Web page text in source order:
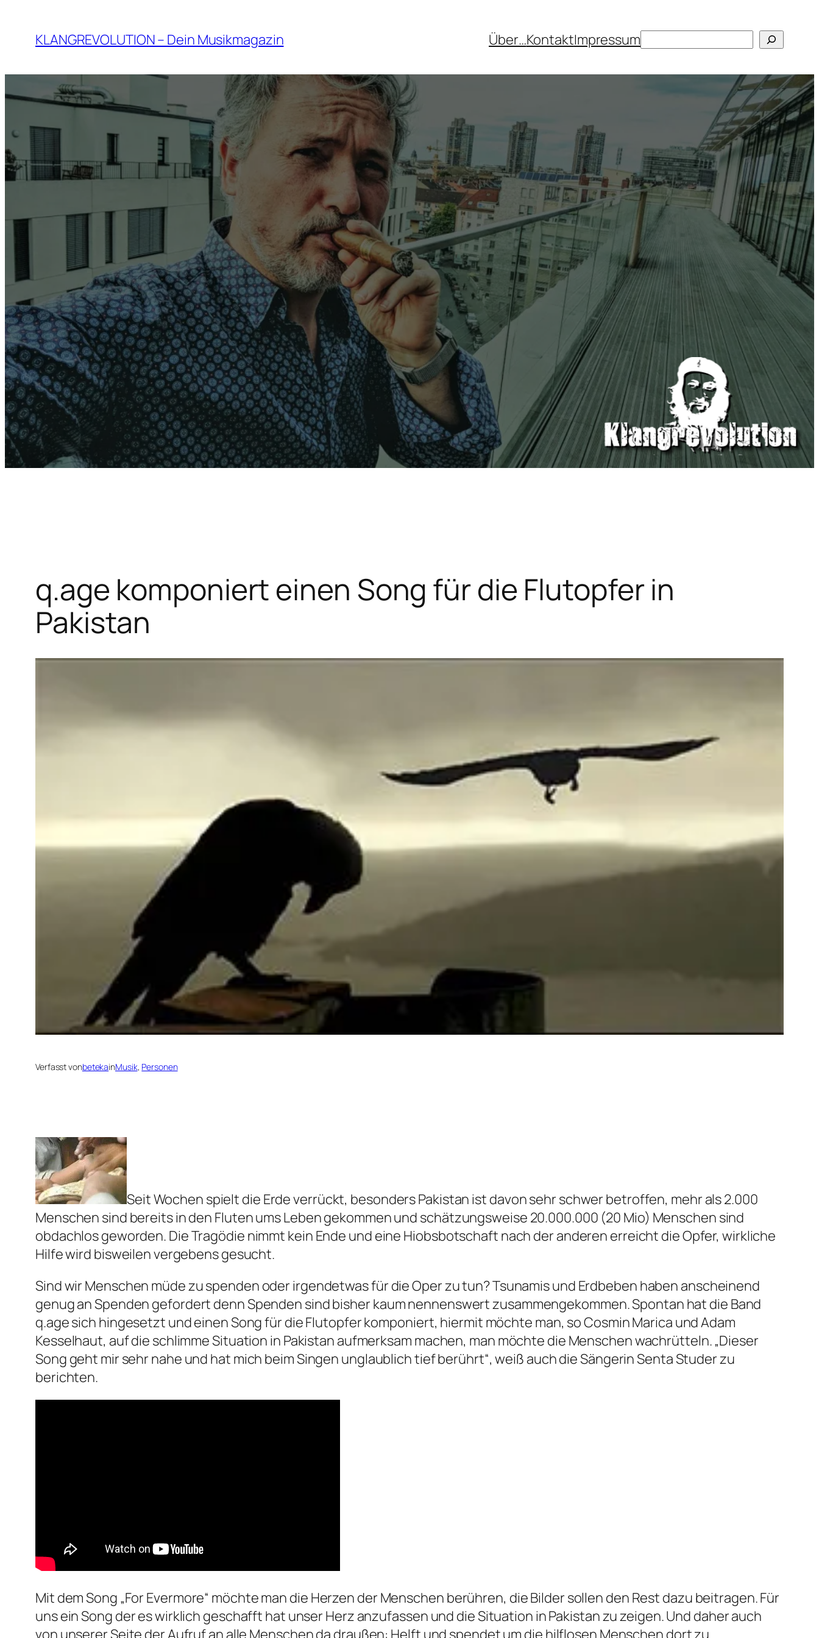
Inhalt
springen
KLANGREVOLUTION – Dein Musikmagazin Über…KontaktImpressum
q.age komponiert einen Song für die Flutopfer in
Pakistan
Verfasst vonbetekainMusik, Personen
Seit Wochen spielt die Erde verrückt, besonders Pakistan ist davon sehr schwer betroffen, mehr als 2.000
Menschen sind bereits in den Fluten ums Leben gekommen und schätzungsweise 20.000.000 (20 Mio) Menschen sind
obdachlos geworden. Die Tragödie nimmt kein Ende und eine Hiobsbotschaft nach der anderen erreicht die Opfer, wirkliche
Hilfe wird bisweilen vergebens gesucht.
Sind wir Menschen müde zu spenden oder irgendetwas für die Oper zu tun? Tsunamis und Erdbeben haben anscheinend
genug an Spenden gefordert denn Spenden sind bisher kaum nennenswert zusammengekommen. Spontan hat die Band
q.age sich hingesetzt und einen Song für die Flutopfer komponiert, hiermit möchte man, so Cosmin Marica und Adam
Kesselhaut, auf die schlimme Situation in Pakistan aufmerksam machen, man möchte die Menschen wachrütteln. „Dieser
Song geht mir sehr nahe und hat mich beim Singen unglaublich tief berührt“, weiß auch die Sängerin Senta Studer zu
berichten.
Mit dem Song „For Evermore“ möchte man die Herzen der Menschen berühren, die Bilder sollen den Rest dazu beitragen. Für
uns ein Song der es wirklich geschafft hat unser Herz anzufassen und die Situation in Pakistan zu zeigen. Und daher auch
von unserer Seite der Aufruf an alle Menschen da draußen: Helft und spendet um die hilflosen Menschen dort zu